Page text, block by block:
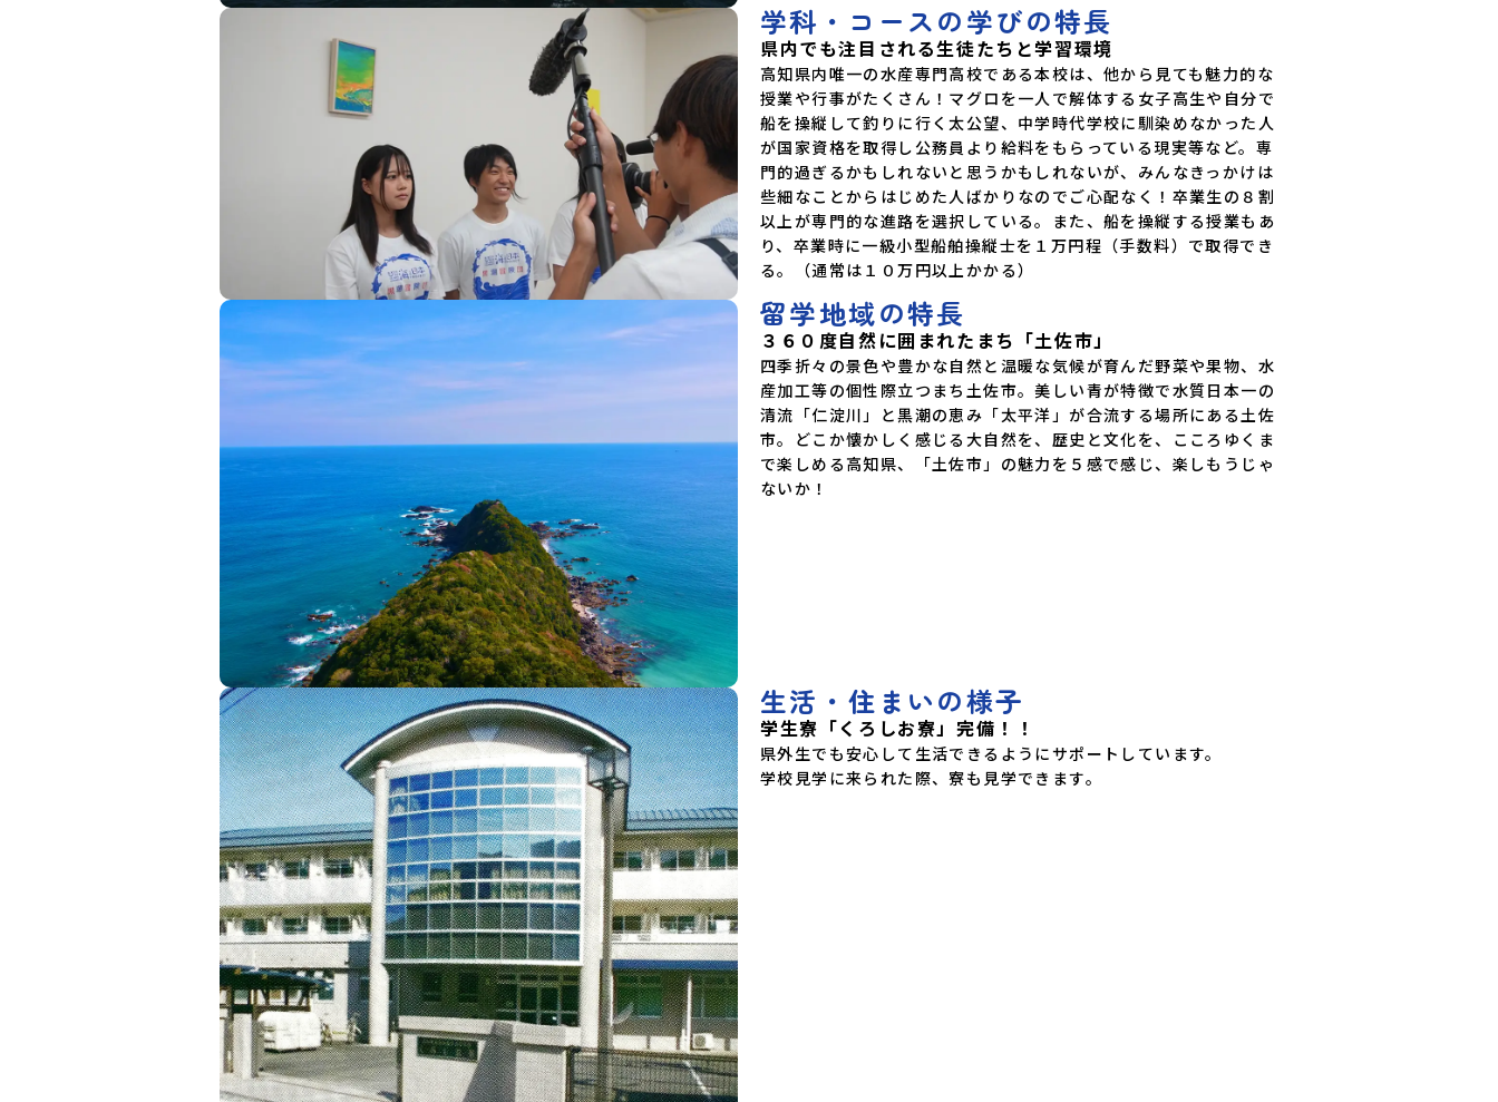
学科・コースの学びの特長
県内でも注目される生徒たちと学習環境
高知県内唯一の水産専門高校である本校は、他から見ても魅力的な
授業や行事がたくさん！マグロを一人で解体する女子高生や自分で
船を操縦して釣りに行く太公望、中学時代学校に馴染めなかった人
が国家資格を取得し公務員より給料をもらっている現実等など。専
門的過ぎるかもしれないと思うかもしれないが、みんなきっかけは
些細なことからはじめた人ばかりなのでご心配なく！卒業生の８割
以上が専門的な進路を選択している。また、船を操縦する授業もあ
り、卒業時に一級小型船舶操縦士を１万円程（手数料）で取得でき
る。（通常は１０万円以上かかる）
留学地域の特長
３６０度自然に囲まれたまち「土佐市」
四季折々の景色や豊かな自然と温暖な気候が育んだ野菜や果物、水
産加工等の個性際立つまち土佐市。美しい青が特徴で水質日本一の
清流「仁淀川」と黒潮の恵み「太平洋」が合流する場所にある土佐
市。どこか懐かしく感じる大自然を、歴史と文化を、こころゆくま
で楽しめる高知県、「土佐市」の魅力を５感で感じ、楽しもうじゃ
ないか！
生活・住まいの様子
学生寮「くろしお寮」完備！！
県外生でも安心して生活できるようにサポートしています。
学校見学に来られた際、寮も見学できます。